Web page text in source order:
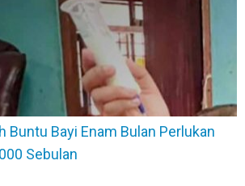
Buntu Bayi Enam Bulan Perlukan
Sebulan